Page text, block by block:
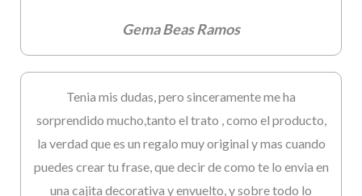
Gema Beas Ramos
Tenia mis dudas, pero sinceramente me ha
sorprendido mucho,tanto el trato , como el producto,
la verdad que es un regalo muy original y mas cuando
puedes crear tu frase, que decir de como te lo envia en
una cajita decorativa y envuelto, y sobre todo lo